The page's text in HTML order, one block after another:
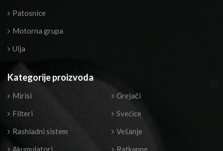
Patosnice
Motorna grupa
Ulja
Kategorije proizvoda
Mirisi
Filteri
Rashladni sistem
Akumulatori
Grejači
Svećice
Vešanje
Ratkapne